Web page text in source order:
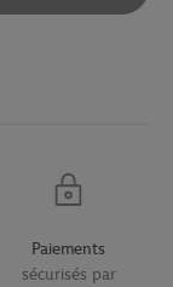
Paiements
sécurisés par